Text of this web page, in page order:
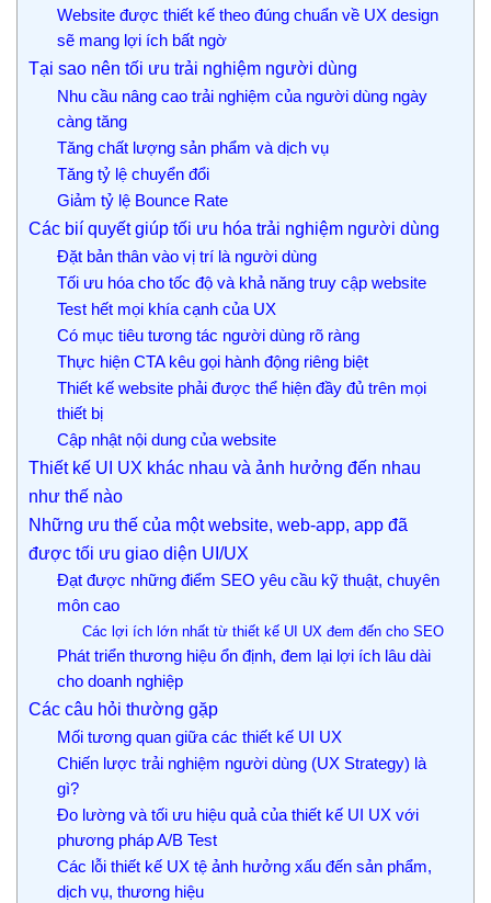
Website được thiết kế theo đúng chuẩn về UX design
sẽ mang lợi ích bất ngờ
Tại sao nên tối ưu trải nghiệm người dùng
Nhu cầu nâng cao trải nghiệm của người dùng ngày
càng tăng
Tăng chất lượng sản phẩm và dịch vụ
Tăng tỷ lệ chuyển đổi
Giảm tỷ lệ Bounce Rate
Các bií quyết giúp tối ưu hóa trải nghiệm người dùng
Đặt bản thân vào vị trí là người dùng
Tối ưu hóa cho tốc độ và khả năng truy cập website
Test hết mọi khía cạnh của UX
Có mục tiêu tương tác người dùng rõ ràng
Thực hiện CTA kêu gọi hành động riêng biệt
Thiết kế website phải được thể hiện đầy đủ trên mọi
thiết bị
Cập nhật nội dung của website
Thiết kế UI UX khác nhau và ảnh hưởng đến nhau
như thế nào
Những ưu thế của một website, web-app, app đã
được tối ưu giao diện UI/UX
Đạt được những điểm SEO yêu cầu kỹ thuật, chuyên
môn cao
Các lợi ích lớn nhất từ thiết kế UI UX đem đến cho SEO
Phát triển thương hiệu ổn định, đem lại lợi ích lâu dài
cho doanh nghiệp
Các câu hỏi thường gặp
Mối tương quan giữa các thiết kế UI UX
Chiến lược trải nghiệm người dùng (UX Strategy) là
gì?
Đo lường và tối ưu hiệu quả của thiết kế UI UX với
phương pháp A/B Test
Các lỗi thiết kế UX tệ ảnh hưởng xấu đến sản phẩm,
dịch vụ, thương hiệu